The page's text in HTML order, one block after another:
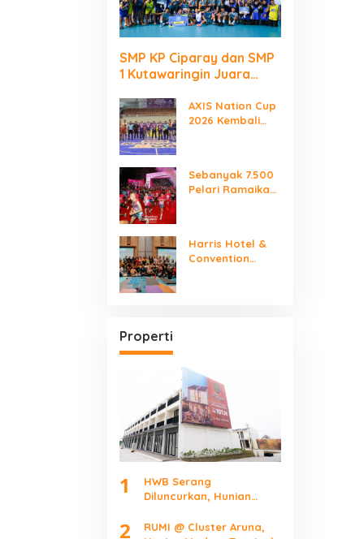
SMP KP Ciparay dan SMP
1 Kutawaringin Juara
Juara JEVA Spike Nation
2026
AXIS Nation Cup
2026 Kembali
Sebanyak 7.500
Pelari Ramaikan
Harris Hotel &
Convention
Properti
1
HWB Serang
Diluncurkan, Hunian
Pekerja Kawasan
2
RUMI @ Cluster Aruna,